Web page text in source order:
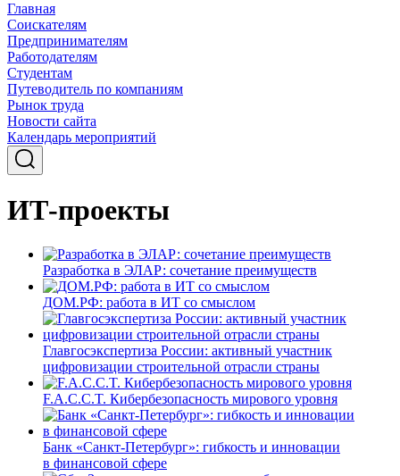
Главная
Соискателям
Предпринимателям
Работодателям
Студентам
Путеводитель по компаниям
Рынок труда
Новости сайта
Календарь мероприятий
ИТ-проекты
Разработка в ЭЛАР: сочетание преимуществ
ДОМ.РФ: работа в ИТ со смыслом
Главгосэкспертиза России: активный участник
цифровизации строительной отрасли страны
F.A.C.C.T. Кибербезопасность мирового уровня
Банк «Санкт-Петербург»: гибкость и инновации
в финансовой сфере